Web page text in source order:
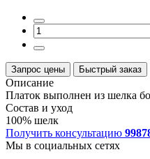
Запрос цены Быстрый заказ
Описание
Платок выполнен из шелка
Состав и уход
100% шелк
Получить консультацию
Мы в социальных сетях